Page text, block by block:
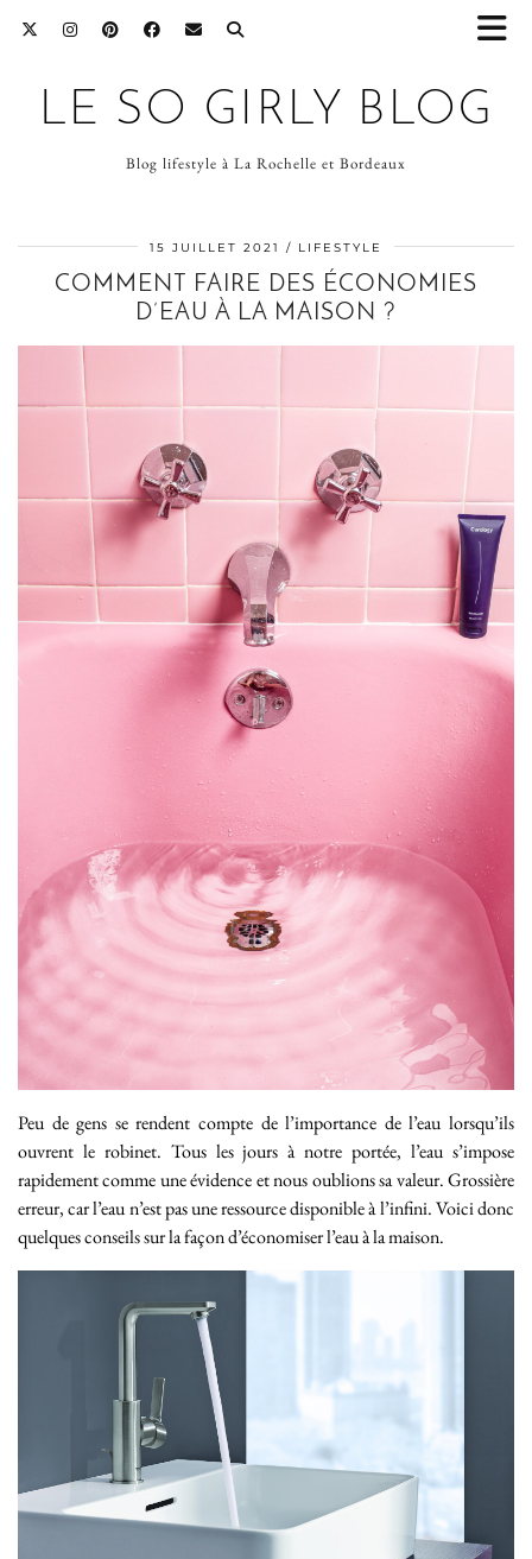
LE SO GIRLY BLOG
Blog lifestyle à La Rochelle et Bordeaux
15 JUILLET 2021 LIFESTYLE
COMMENT FAIRE DES ÉCONOMIES
D’EAU À LA MAISON ?
Peu de gens se rendent compte de l’importance de l’eau lorsqu’ils
ouvrent le robinet. Tous les jours à notre portée, l’eau s’impose
rapidement comme une évidence et nous oublions sa valeur. Grossière
erreur, car l’eau n’est pas une ressource disponible à l’infini. Voici donc
quelques conseils sur la façon d’économiser l’eau à la maison.